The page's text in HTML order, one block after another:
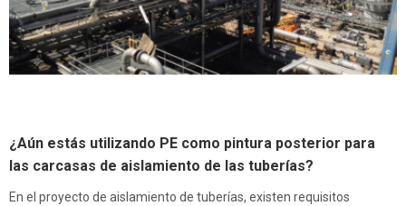
¿Aún estás utilizando PE como pintura posterior para
las carcasas de aislamiento de las tuberías?
En el proyecto de aislamiento de tuberías, existen requisitos